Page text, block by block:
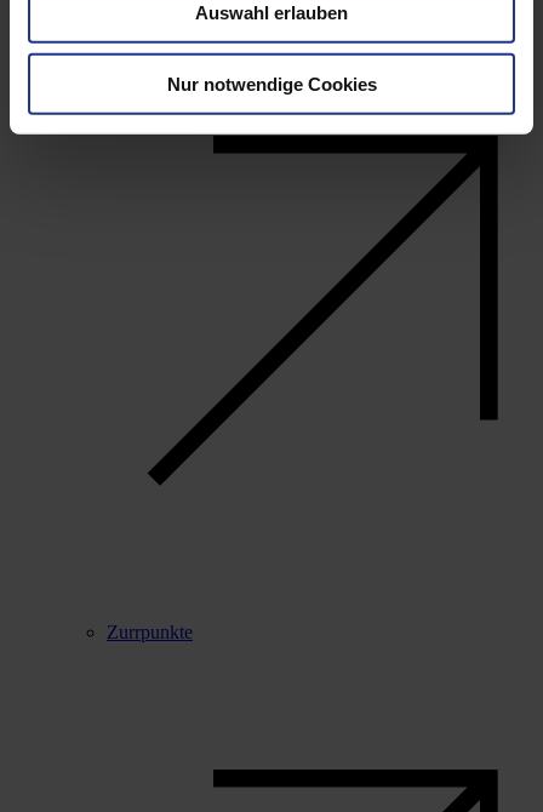
Auswahl erlauben
Nur notwendige Cookies
Zurrpunkte